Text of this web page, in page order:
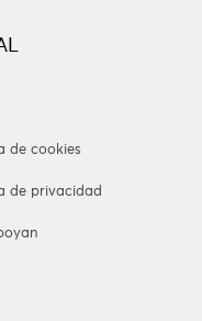
de cookies
de privacidad